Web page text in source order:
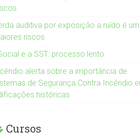
auditiva por exposição a ruído é
riscos
e a SST: processo lento
alerta sobre a importância de
de Segurança Contra Incêndio
históricas
Cursos